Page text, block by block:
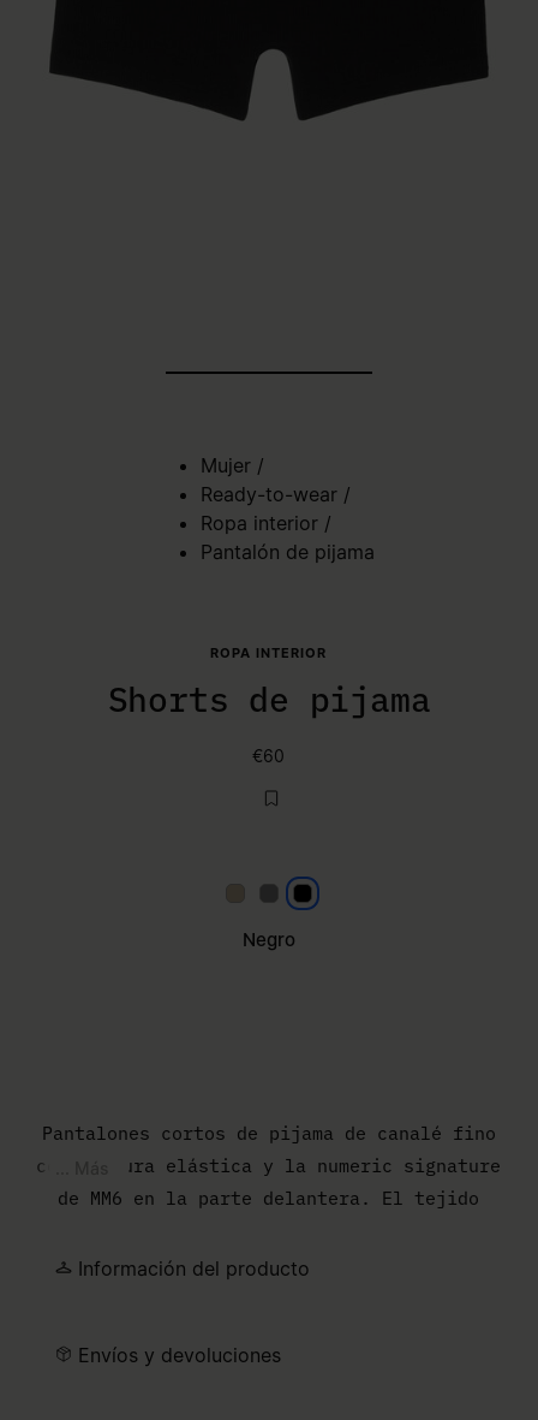
Mujer /
Ready-to-wear /
Ropa interior /
Pantalón de pijama
ROPA INTERIOR
Shorts de pijama
€60
BeigeGrisNegro
Negro
Pantalones cortos de pijama de canalé fino
con cintura elástica y la numeric signature
de MM6 en la parte delantera. El tejido
para dormir.
Información del producto
Envíos y devoluciones